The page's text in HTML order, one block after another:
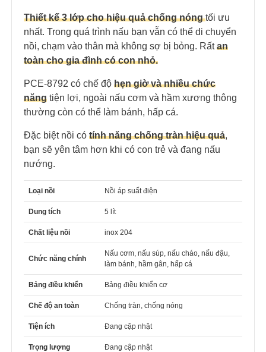
Thiết kế 3 lớp cho hiệu quả chống nóng tối ưu
nhất. Trong quá trình nấu bạn vẫn có thể di chuyển
nồi, chạm vào thân mà không sợ bị bỏng. Rấtan
toàn cho gia đình có con nhỏ.
PCE-8792 có chế độ hẹn giờ và nhiều chức
năng tiện lợi, ngoài nấu cơm và hầm xương thông
thường còn có thể làm bánh, hấp cá.
Đặc biệt nồi có tính năng chống tràn hiệu quả,
bạn sẽ yên tâm hơn khi có con trẻ và đang nấu
nướng.
Loại nồi Nồi áp suất điện
Dung tích 5 lít
Chất liệu nồi inox 204
Chức năng chính
Nấu cơm, nấu súp, nấu cháo, nấu đậu,
làm bánh, hầm gân, hấp cá
Bảng điều khiển Bảng điều khiển cơ
Chế độ an toàn Chống tràn, chống nóng
Tiện ích Đang cập nhật
Trọng lượng Đang cập nhật